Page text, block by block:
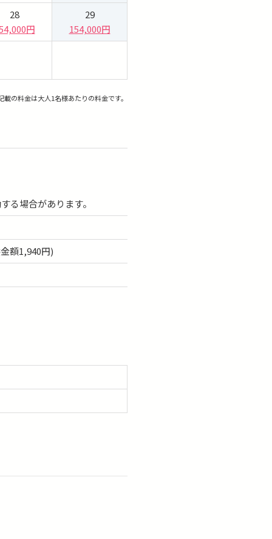
28
円
29
154,000円
の料金は大人1名様あたりの料金です。
る場合があります。
額1,940円)